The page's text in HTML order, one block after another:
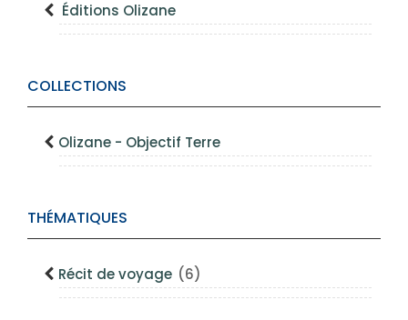
Éditions Olizane
COLLECTIONS
Olizane - Objectif Terre
THÉMATIQUES
Récit de voyage (6)